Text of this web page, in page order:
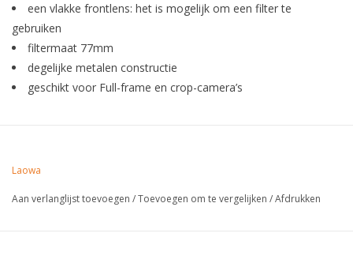
een vlakke frontlens: het is mogelijk om een filter te
gebruiken
filtermaat 77mm
degelijke metalen constructie
geschikt voor Full-frame en crop-camera’s
Laowa
Aan verlanglijst toevoegen /Toevoegen om te vergelijken /Afdrukken